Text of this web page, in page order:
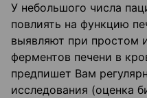
У небольшого числа
повлиять на функцию
выявляют при простом
ферментов печени в
предпишет Вам
исследования (оценка